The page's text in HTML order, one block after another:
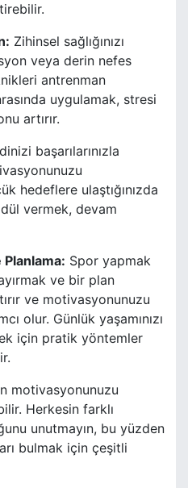
Zihinsel sağlığınızı
veya derin nefes
antrenman
uygulamak, stresi
artırır.
başarılarınızla
hedeflere ulaştığınızda
vermek, devam
Spor yapmak
ve bir plan
ve motivasyonunuzu
olur. Günlük yaşamınızı
için pratik yöntemler
motivasyonunuzu
Herkesin farklı
unutmayın, bu yüzden
bulmak için çeşitli